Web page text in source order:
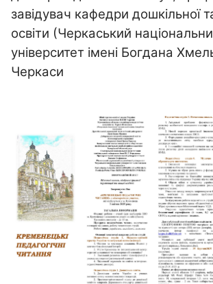
завідувач кафедри дошкільної
освіти (Черкаський
університет імені Богдана
Черкаси